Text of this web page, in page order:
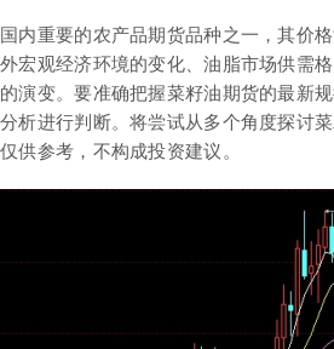
内重要的农产品期货品种之一，其价
宏观经济环境的变化、油脂市场供需
演变。要准确把握菜籽油期货的最新
析进行判断。将尝试从多个角度探讨
供参考，不构成投资建议。